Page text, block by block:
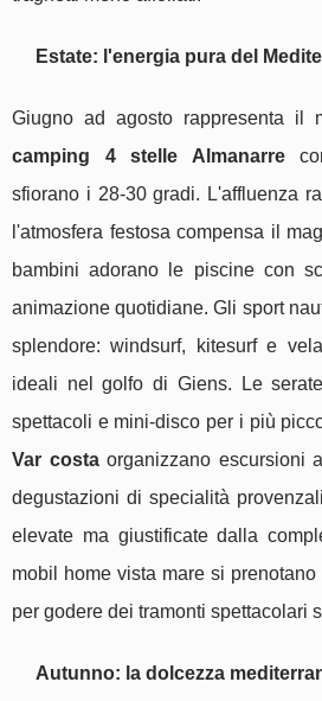
Estate: l'energia pura del
Giugno ad agosto rappresenta il
camping 4 stelle Almanarre
sfiorano i 28-30 gradi. L'affluenza
l'atmosfera festosa compensa il
bambini adorano le piscine con
animazione quotidiane. Gli sport
splendore: windsurf, kitesurf e
ideali nel golfo di Giens. Le
spettacoli e mini-disco per i più
Var costaorganizzano escursioni
degustazioni di specialità
elevate ma giustificate dalla
mobil home vista mare si
per godere dei tramonti spettacolari
Autunno: la dolcezza